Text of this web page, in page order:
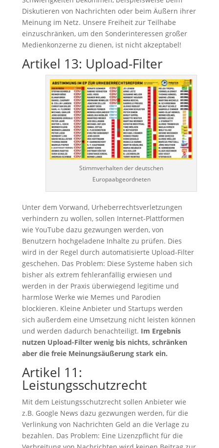
Diskutieren von Nachrichten oder beim Äußern ihrer
Meinung im Netz. Unsere Freiheit zur Teilhabe
einzuschränken, um den Sonderinteressen großer
Medienkonzerne zu dienen, ist nicht akzeptabel!
Artikel 13: Upload-Filter
Stimmverhalten der deutschen
Europaabgeordneten
Unter dem Vorwand, Urheberrechtsverletzungen
verhindern zu wollen, sollen Internet-Plattformen
wie YouTube dazu gezwungen werden, von
Benutzern hochgeladene Inhalte zu prüfen. Dies
wird in der Regel durch automatisierte Upload-Filter
geschehen. Das Problem: Diese Systeme haben sich
bisher als extrem fehleranfällig erwiesen und
werden in der Praxis überwiegend legitime und
harmlose Werke wie Memes und Parodien
blockieren. Kleine Anbieter und Startups werden
sich außerdem eine Umsetzung nicht leisten können
und werden dadurch benachteiligt. Im Ergebnis
nutzen Upload-Filter wenig bis nichts, schränken
aber die freie Meinungsäußerung stark ein.
Artikel 11:
Leistungsschutzrecht
Mit dem Leistungsschutzrecht sollen Anbieter wie
z.B. Google News dazu gezwungen werden, für die
Verlinkung von Nachrichten Geld an die Verlage zu
bezahlen. Das Problem: Eine Lizenzpflicht für die